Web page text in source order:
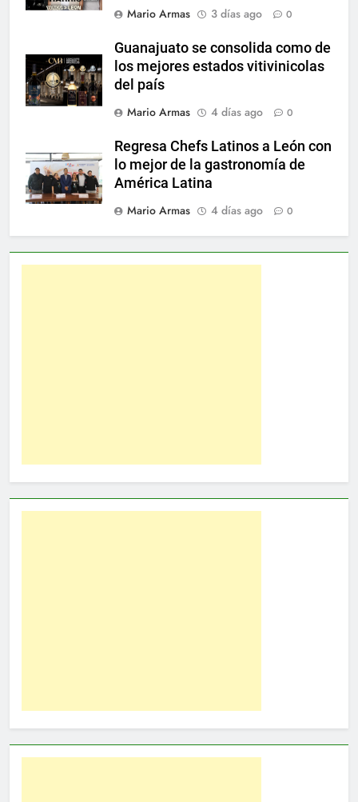
Mario Armas
3 días ago 0
Guanajuato se consolida como de
los mejores estados vitivinicolas
del país
Mario Armas
4 días ago 0
Regresa Chefs Latinos a León con
lo mejor de la gastronomía de
América Latina
Mario Armas
4 días ago 0